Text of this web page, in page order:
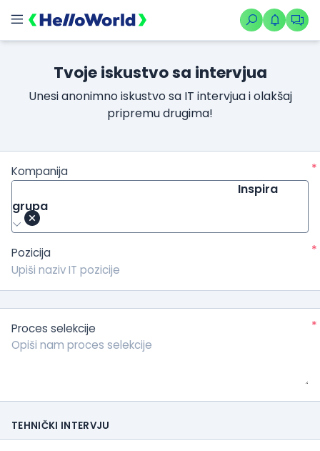
Tvoje iskustvo sa intervjua
Unesi anonimno iskustvo sa IT intervjua i olakšaj
pripremu drugima!
Kompanija
*
Inspira
grupa
Pozicija *
Proces selekcije *
TEHNIČKI INTERVJU